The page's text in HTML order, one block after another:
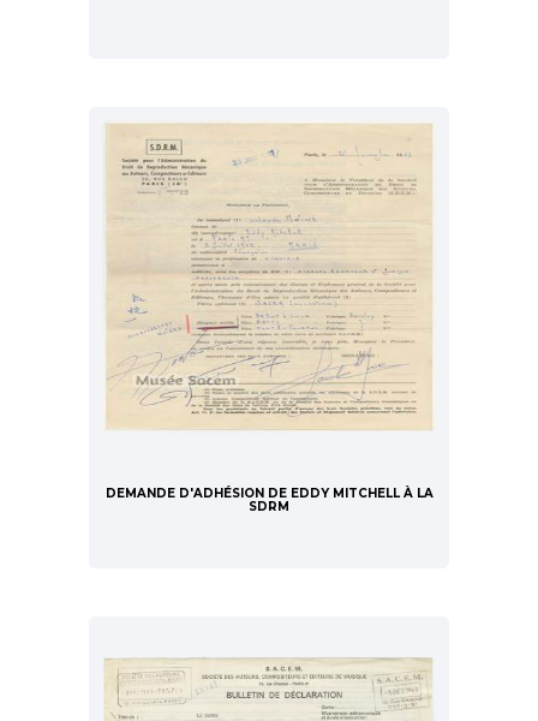
DEMANDE D'ADHÉSION DE EDDY MITCHELL À LA
SDRM